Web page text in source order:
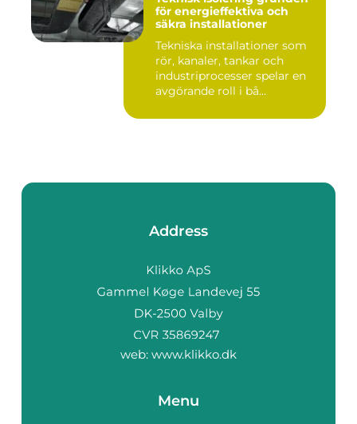
för energieffektiva och
säkra installationer
Tekniska installationer som
rör, kanaler, tankar och
industriprocesser spelar en
avgörande roll i bå...
Address
web: www.klikko.dk
Menu